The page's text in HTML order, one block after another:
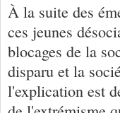
À la suite des
ces jeunes
blocages de la
disparu et la
l'explication est